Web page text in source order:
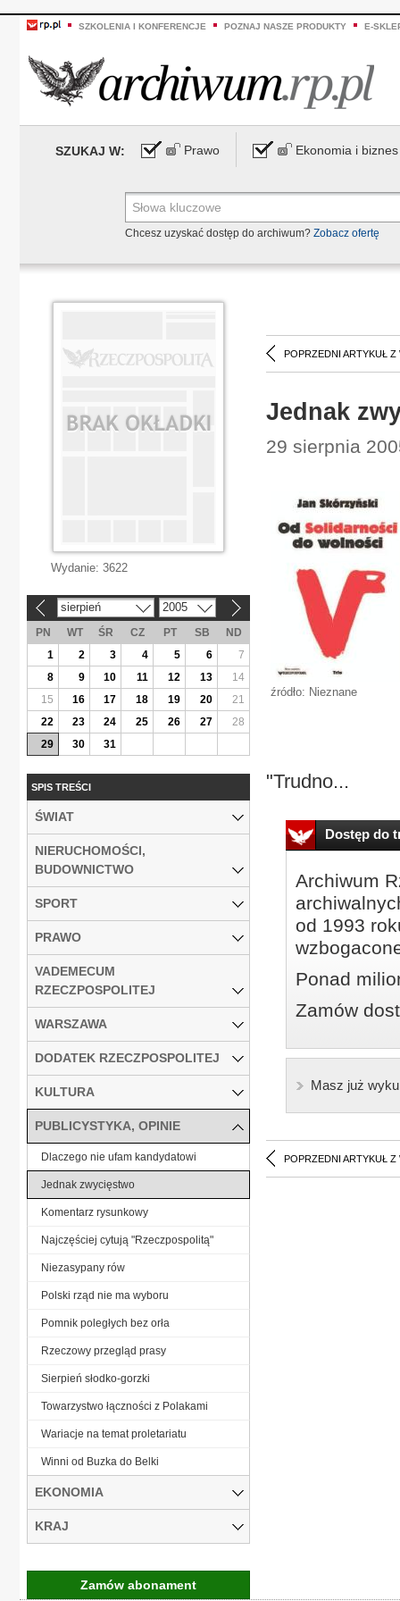
SZKOLENIA I KONFERENCJE POZNAJ NASZE PRODUKTY E-
SZUKAJ W: Prawo Ekonomia i biznes
Chcesz uzyskać dostęp do archiwum? Zobacz ofertę
POPRZEDNI ARTYKUŁ Z
Jednak
29 sierpnia
źródło: Nieznane
"Trudno...
Dostęp do
Archiwum
od 1993
Ponad
Zamów
Masz już
POPRZEDNI ARTYKUŁ Z
Wydanie: 3622
sierpień 2005
PN WT ŚR CZ PT SB
ND
1
2 3 4 5 6
7
8
9 10 11 12 13
14
15
16 17 18 19 20
21
22
23 24 25 26 27
28
29
30 31
SPIS TREŚCI
ŚWIAT
NIERUCHOMOŚCI,
BUDOWNICTWO
SPORT
PRAWO
VADEMECUM
RZECZPOSPOLITEJ
WARSZAWA
DODATEK RZECZPOSPOLITEJ
KULTURA
PUBLICYSTYKA, OPINIE
Dlaczego nie ufam kandydatowi
Jednak zwycięstwo
Komentarz rysunkowy
Najczęściej cytują "Rzeczpospolitą"
Niezasypany rów
Polski rząd nie ma wyboru
Pomnik poległych bez orła
Rzeczowy przegląd prasy
Sierpień słodko-gorzki
Towarzystwo łączności z Polakami
Wariacje na temat proletariatu
Winni od Buzka do Belki
EKONOMIA
KRAJ
Zamów abonament